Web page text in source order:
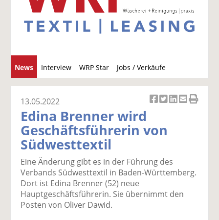
News Interview WRP Star Jobs / Verkäufe
u
c
k
uf
F
e
k
wi
tt
n
uf
Li
k
E
ai
ck
13.05.2022
Edina Brenner wird
Geschäftsführerin von
Südwesttextil
Eine Änderung gibt es in der Führung des
Verbands Südwesttextil in Baden-Württemberg.
Dort ist Edina Brenner (52) neue
Hauptgeschäftsführerin. Sie übernimmt den
Posten von Oliver Dawid.